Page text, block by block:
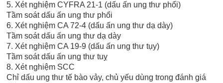
5. Xét nghiệm CYFRA 21-1 (dấu ấn ung thư phổi)
Tầm soát dấu ấn ung thư phổi
6. Xét nghiệm CA 72-4 (dấu ấn ung thư dạ dày)
Tầm soát dấu ấn ung thư dạ dày
7. Xét nghiệm CA 19-9 (dấu ấn ung thư tụy)
Tầm soát dấu ấn ung thư tuỵ
8. Xét nghiệm SCC
Chỉ dấu ung thư tế bào vảy, chủ yếu dùng trong đánh giá